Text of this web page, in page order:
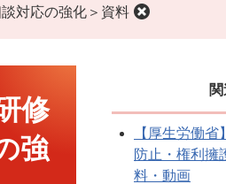
対応の強化＞資料
修
強
【厚生労働
防止・権利
料・動画